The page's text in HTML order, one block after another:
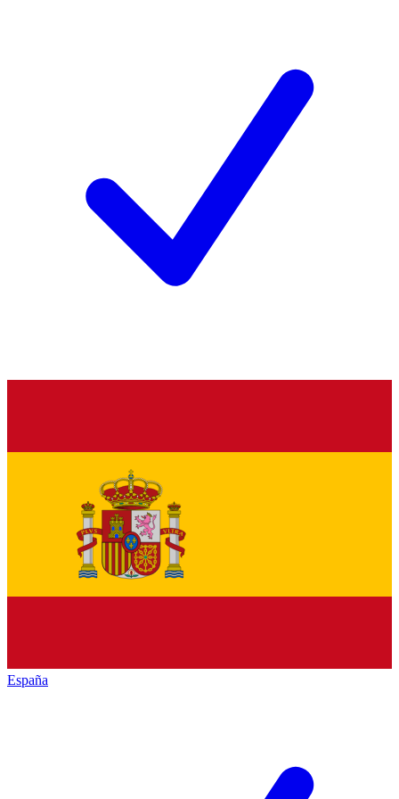
España